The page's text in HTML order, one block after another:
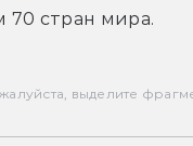
70 стран мира.
выделите